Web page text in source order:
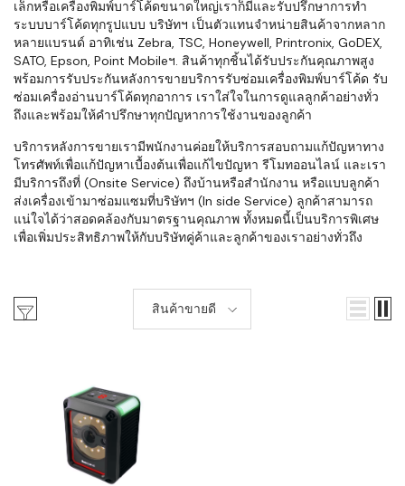
เล็กหรือเครื่องพิมพ์บาร์โค้ดขนาดใหญ่เราก็มีและรับปรึกษาการทำ
ระบบบาร์โค้ดทุกรูปแบบ บริษัทฯ เป็นตัวแทนจำหน่ายสินค้าจากหลาก
หลายแบรนด์ อาทิเช่น Zebra, TSC, Honeywell, Printronix, GoDEX,
SATO, Epson, Point Mobileฯ. สินค้าทุกชิ้นได้รับประกันคุณภาพสูง
พร้อมการรับประกันหลังการขายบริการรับซ่อมเครื่องพิมพ์บาร์โค้ด รับ
ซ่อมเครื่องอ่านบาร์โค้ดทุกอาการ เราใส่ใจในการดูแลลูกค้าอย่างทั่ว
ถึงและพร้อมให้คำปรึกษาทุกปัญหาการใช้งานของลูกค้า
บริการหลังการขายเรามีพนักงานค่อยให้บริการสอบถามแก้ปัญหาทาง
โทรศัพท์เพื่อแก้ปัญหาเบื้องต้นเพื่อแก้ไขปัญหา รีโมทออนไลน์ และเรา
มีบริการถึงที่ (Onsite Service) ถึงบ้านหรือสำนักงาน หรือแบบลูกค้า
ส่งเครื่องเข้ามาซ่อมแซมที่บริษัทฯ (In side Service) ลูกค้าสามารถ
แน่ใจได้ว่าสอดคล้องกับมาตรฐานคุณภาพ ทั้งหมดนี้เป็นบริการพิเศษ
เพื่อเพิ่มประสิทธิภาพให้กับบริษัทคู่ค้าและลูกค้าของเราอย่างทั่วถึง
สินค้าขายดี